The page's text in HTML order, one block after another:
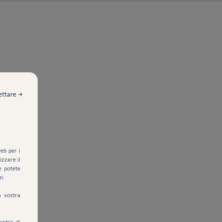
per i
il
potete
vostra
→